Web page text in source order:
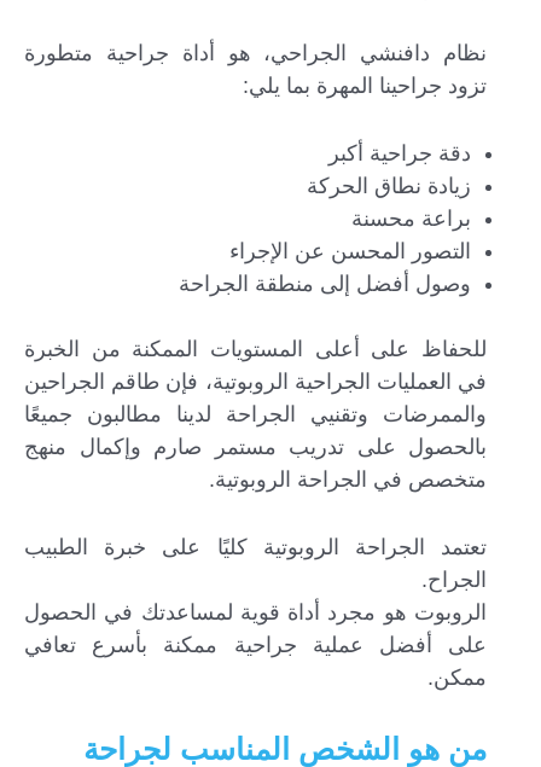
نظام دافنشي الجراحي، هو أداة جراحية متطورة
تزود جراحينا المهرة بما يلي:
دقة جراحية أكبر
زيادة نطاق الحركة
براعة محسنة
التصور المحسن عن الإجراء
وصول أفضل إلى منطقة الجراحة
للحفاظ على أعلى المستويات الممكنة من الخبرة
في العمليات الجراحية الروبوتية، فإن طاقم الجراحين
والممرضات وتقنيي الجراحة لدينا مطالبون جميعًا
بالحصول على تدريب مستمر صارم وإكمال منهج
متخصص في الجراحة الروبوتية.
تعتمد الجراحة الروبوتية كليًا على خبرة الطبيب
الجراح.
الروبوت هو مجرد أداة قوية لمساعدتك في الحصول
على أفضل عملية جراحية ممكنة بأسرع تعافي
ممكن.
من هو الشخص المناسب لجراحة